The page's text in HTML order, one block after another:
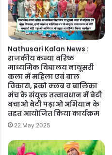
Nathusari Kalan News :
राजकीय कन्या वरिष्ठ
माध्यमिक विद्यालय नाथूसरी
कला में महिला एवं बाल
विकास, इको क्लब व बालिका
मंच के संयुक्त तत्वावधान में बेटी
बचाओ बेटी पढ़ाओ अभियान के
तहत आयोजित किया कार्यक्रम
22 May 2025